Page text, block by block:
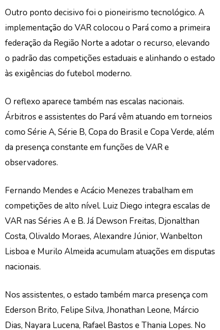
Outro ponto decisivo foi o pioneirismo tecnológico. A
implementação do VAR colocou o Pará como a primeira
federação da Região Norte a adotar o recurso, elevando
o padrão das competições estaduais e alinhando o estado
às exigências do futebol moderno.
O reflexo aparece também nas escalas nacionais.
Árbitros e assistentes do Pará vêm atuando em torneios
como Série A, Série B, Copa do Brasil e Copa Verde, além
da presença constante em funções de VAR e
observadores.
Fernando Mendes e Acácio Menezes trabalham em
competições de alto nível. Luiz Diego integra escalas de
VAR nas Séries A e B. Já Dewson Freitas, Djonalthan
Costa, Olivaldo Moraes, Alexandre Júnior, Wanbelton
Lisboa e Murilo Almeida acumulam atuações em disputas
nacionais.
Nos assistentes, o estado também marca presença com
Ederson Brito, Felipe Silva, Jhonathan Leone, Márcio
Dias, Nayara Lucena, Rafael Bastos e Thania Lopes. No